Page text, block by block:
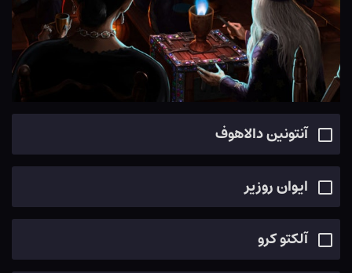
آنتونین دالاهوف
ایوان روزیر
آلکتو کرو